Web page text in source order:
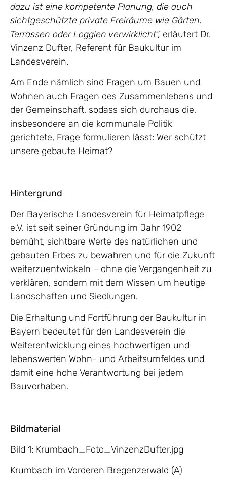
dazu ist eine kompetente Planung, die auch
sichtgeschützte private Freiräume wie Gärten,
Terrassen oder Loggien verwirklicht“, erläutert Dr.
Vinzenz Dufter, Referent für Baukultur im
Landesverein.
Am Ende nämlich sind Fragen um Bauen und
Wohnen auch Fragen des Zusammenlebens und
der Gemeinschaft, sodass sich durchaus die,
insbesondere an die kommunale Politik
gerichtete, Frage formulieren lässt: Wer schützt
unsere gebaute Heimat?
Hintergrund
Der Bayerische Landesverein für Heimatpflege
e.V. ist seit seiner Gründung im Jahr 1902
bemüht, sichtbare Werte des natürlichen und
gebauten Erbes zu bewahren und für die Zukunft
weiterzuentwickeln – ohne die Vergangenheit zu
verklären, sondern mit dem Wissen um heutige
Landschaften und Siedlungen.
Die Erhaltung und Fortführung der Baukultur in
Bayern bedeutet für den Landesverein die
Weiterentwicklung eines hochwertigen und
lebenswerten Wohn- und Arbeitsumfeldes und
damit eine hohe Verantwortung bei jedem
Bauvorhaben.
Bildmaterial
Bild 1: Krumbach_Foto_VinzenzDufter.jpg
Krumbach im Vorderen Bregenzerwald (A)